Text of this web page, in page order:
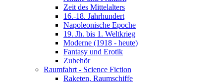
Zeit des Mittelalters
16.-18. Jahrhundert
Napoleonische Epoche
19. Jh. bis 1. Weltkrieg
Moderne (1918 - heute)
Fantasy und Erotik
Zubehör
Raumfahrt - Science Fiction
Raketen, Raumschiffe